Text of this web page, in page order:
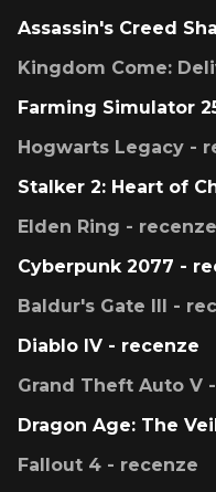
Assassin's Creed
Kingdom Come:
Farming Simulator
Hogwarts Legacy -
Stalker 2: Heart of
Elden Ring - recenze
Cyberpunk 2077 -
Baldur's Gate III -
Diablo IV - recenze
Grand Theft Auto V
Dragon Age: The
Fallout 4 - recenze